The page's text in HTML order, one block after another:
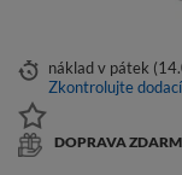
nákladv pátek
Zkontrolujte
DOPRAVA